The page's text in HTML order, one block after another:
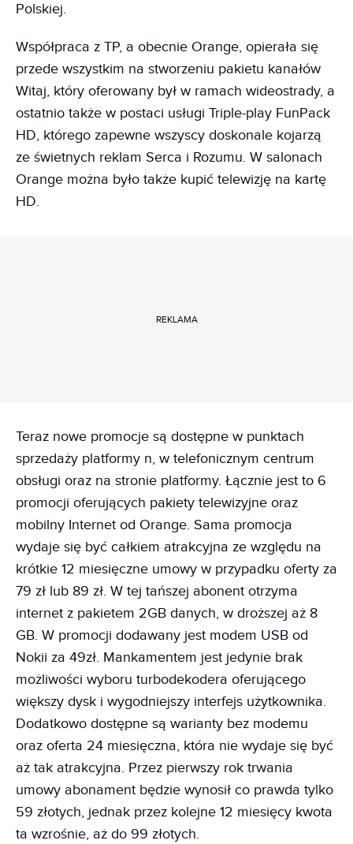
Polskiej.
Współpraca z TP, a obecnie Orange, opierała się
przede wszystkim na stworzeniu pakietu kanałów
Witaj, który oferowany był w ramach wideostrady, a
ostatnio także w postaci usługi Triple-play FunPack
HD, którego zapewne wszyscy doskonale kojarzą
ze świetnych reklam Serca i Rozumu. W salonach
Orange można było także kupić telewizję na kartę
HD.
REKLAMA
Teraz nowe promocje są dostępne w punktach
sprzedaży platformy n, w telefonicznym centrum
obsługi oraz na stronie platformy. Łącznie jest to 6
promocji oferujących pakiety telewizyjne oraz
mobilny Internet od Orange. Sama promocja
wydaje się być całkiem atrakcyjna ze względu na
krótkie 12 miesięczne umowy w przypadku oferty za
79 zł lub 89 zł. W tej tańszej abonent otrzyma
internet z pakietem 2GB danych, w droższej aż 8
GB. W promocji dodawany jest modem USB od
Nokii za 49zł. Mankamentem jest jedynie brak
możliwości wyboru turbodekodera oferującego
większy dysk i wygodniejszy interfejs użytkownika.
Dodatkowo dostępne są warianty bez modemu
oraz oferta 24 miesięczna, która nie wydaje się być
aż tak atrakcyjna. Przez pierwszy rok trwania
umowy abonament będzie wynosił co prawda tylko
59 złotych, jednak przez kolejne 12 miesięcy kwota
ta wzrośnie, aż do 99 złotych.